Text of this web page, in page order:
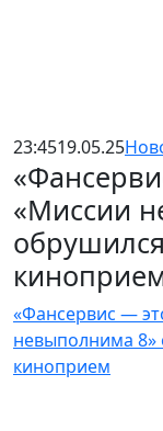
23:4519.05.25
«Миссии
«Фансервис —
невыполнима
киноприем